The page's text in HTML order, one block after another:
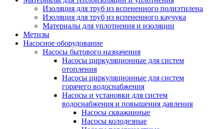
Изоляция для труб из вспененного полиэтилена
Изоляция для труб из вспененного каучука
Материалы для уплотнения и изоляции
Метизы
Насосное оборудование
Насосы бытового назначения
Насосы циркуляционные для систем
отопления
Насосы циркуляционные для систем
горячего водоснабжения
Насосы и установки для систем
водоснабжения и повышения давления
Насосы скважинные
Насосы колодезные